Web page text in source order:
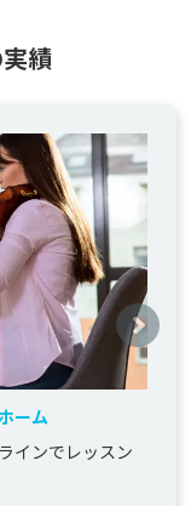
績
ーム
インでレッスン